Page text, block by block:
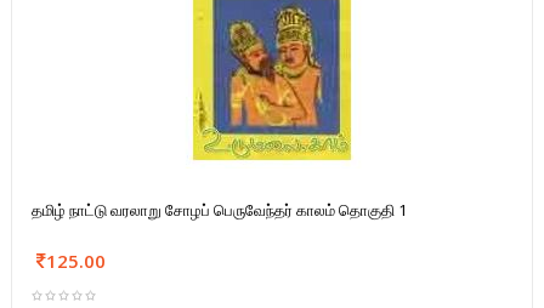
தமிழ் நாட்டு வரலாறு சோழப் பெருவேந்தர் காலம் தொகுதி 1
125.00